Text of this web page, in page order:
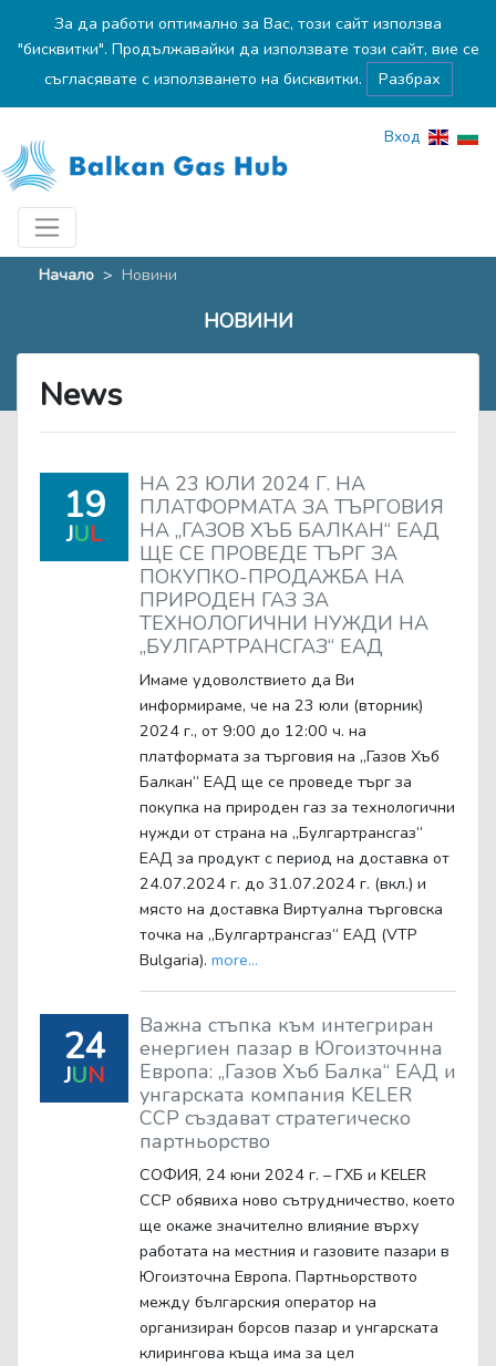
За да работи оптимално за Вас, този сайт използва
"бисквитки". Продължавайки да използвате този сайт, вие се
съгласявате с използването на бисквитки.
Разбрах
Вход
Начало > Новини
НОВИНИ
News
19
JUL
НА 23 ЮЛИ 2024 Г. НА
ПЛАТФОРМАТА ЗА ТЪРГОВИЯ
НА „ГАЗОВ ХЪБ БАЛКАН“ ЕАД
ЩЕ СЕ ПРОВЕДЕ ТЪРГ ЗА
ПОКУПКО-ПРОДАЖБА НА
ПРИРОДЕН ГАЗ ЗА
ТЕХНОЛОГИЧНИ НУЖДИ НА
„БУЛГАРТРАНСГАЗ“ ЕАД
Имаме удоволствието да Ви
информираме, че на 23 юли (вторник)
2024 г., от 9:00 до 12:00 ч. на
платформата за търговия на „Газов Хъб
Балкан“ ЕАД ще се проведе търг за
покупка на природен газ за технологични
нужди от страна на „Булгартрансгаз“
ЕАД за продукт с период на доставка от
24.07.2024 г. до 31.07.2024 г. (вкл.) и
място на доставка Виртуална търговска
точка на „Булгартрансгаз“ ЕАД (VTP
Bulgaria). more...
24
JUN
Важна стъпка към интегриран
енергиен пазар в Югоизточнна
Европа: „Газов Хъб Балка“ ЕАД и
унгарската компания KELER
CCP създават стратегическо
партньорство
СОФИЯ, 24 юни 2024 г. – ГХБ и KELER
CCP обявиха ново сътрудничество, което
ще окаже значително влияние върху
работата на местния и газовите пазари в
Югоизточна Европа. Партньорството
между българския оператор на
организиран борсов пазар и унгарската
клирингова къща има за цел